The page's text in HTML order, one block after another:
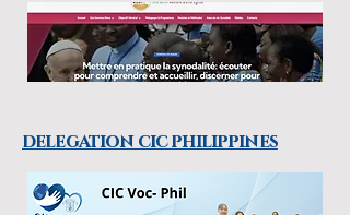
delegation cic philippines